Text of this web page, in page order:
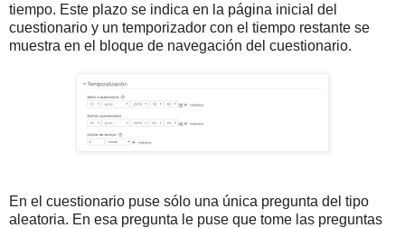
tiempo. Este plazo se indica en la página inicial del
cuestionario y un temporizador con el tiempo restante se
muestra en el bloque de navegación del cuestionario.
En el cuestionario puse sólo una única pregunta del tipo
aleatoria. En esa pregunta le puse que tome las preguntas